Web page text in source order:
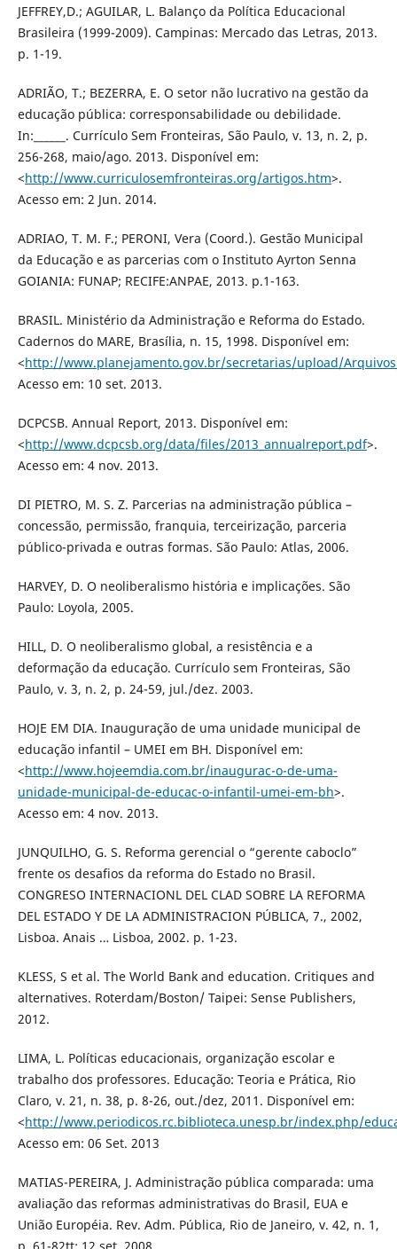
JEFFREY,D.; AGUILAR, L. Balanço da Política Educacional
Brasileira (1999-2009). Campinas: Mercado das Letras, 2013.
p. 1-19.
ADRIÃO, T.; BEZERRA, E. O setor não lucrativo na gestão da
educação pública: corresponsabilidade ou debilidade.
In:______. Currículo Sem Fronteiras, São Paulo, v. 13, n. 2, p.
256-268, maio/ago. 2013. Disponível em:
<http://www.curriculosemfronteiras.org/artigos.htm>.
Acesso em: 2 Jun. 2014.
ADRIAO, T. M. F.; PERONI, Vera (Coord.). Gestão Municipal
da Educação e as parcerias com o Instituto Ayrton Senna
GOIANIA: FUNAP; RECIFE:ANPAE, 2013. p.1-163.
BRASIL. Ministério da Administração e Reforma do Estado.
Cadernos do MARE, Brasília, n. 15, 1998. Disponível em:
<http://www.planejamento.gov.br/secretarias/upload/Arquivos/
Acesso em: 10 set. 2013.
DCPCSB. Annual Report, 2013. Disponível em:
<http://www.dcpcsb.org/data/files/2013_annualreport.pdf>.
Acesso em: 4 nov. 2013.
DI PIETRO, M. S. Z. Parcerias na administração pública –
concessão, permissão, franquia, terceirização, parceria
público-privada e outras formas. São Paulo: Atlas, 2006.
HARVEY, D. O neoliberalismo história e implicações. São
Paulo: Loyola, 2005.
HILL, D. O neoliberalismo global, a resistência e a
deformação da educação. Currículo sem Fronteiras, São
Paulo, v. 3, n. 2, p. 24-59, jul./dez. 2003.
HOJE EM DIA. Inauguração de uma unidade municipal de
educação infantil – UMEI em BH. Disponível em:
<http://www.hojeemdia.com.br/inaugurac-o-de-uma-
unidade-municipal-de-educac-o-infantil-umei-em-bh>.
Acesso em: 4 nov. 2013.
JUNQUILHO, G. S. Reforma gerencial o “gerente caboclo”
frente os desafios da reforma do Estado no Brasil.
CONGRESO INTERNACIONL DEL CLAD SOBRE LA REFORMA
DEL ESTADO Y DE LA ADMINISTRACION PÚBLICA, 7., 2002,
Lisboa. Anais … Lisboa, 2002. p. 1-23.
KLESS, S et al. The World Bank and education. Critiques and
alternatives. Roterdam/Boston/ Taipei: Sense Publishers,
2012.
LIMA, L. Políticas educacionais, organização escolar e
trabalho dos professores. Educação: Teoria e Prática, Rio
Claro, v. 21, n. 38, p. 8-26, out./dez, 2011. Disponível em:
<http://www.periodicos.rc.biblioteca.unesp.br/index.php/
Acesso em: 06 Set. 2013
MATIAS-PEREIRA, J. Administração pública comparada: uma
avaliação das reformas administrativas do Brasil, EUA e
União Européia. Rev. Adm. Pública, Rio de Janeiro, v. 42, n. 1,